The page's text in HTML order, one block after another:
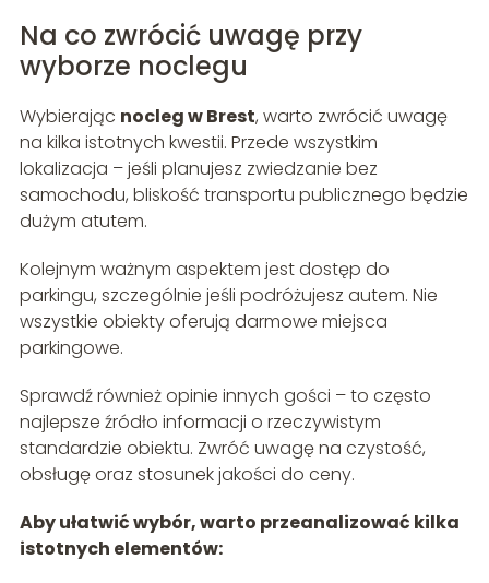
Na co zwrócić uwagę przy
wyborze noclegu
Wybierając nocleg w Brest, warto zwrócić uwagę
na kilka istotnych kwestii. Przede wszystkim
lokalizacja – jeśli planujesz zwiedzanie bez
samochodu, bliskość transportu publicznego będzie
dużym atutem.
Kolejnym ważnym aspektem jest dostęp do
parkingu, szczególnie jeśli podróżujesz autem. Nie
wszystkie obiekty oferują darmowe miejsca
parkingowe.
Sprawdź również opinie innych gości – to często
najlepsze źródło informacji o rzeczywistym
standardzie obiektu. Zwróć uwagę na czystość,
obsługę oraz stosunek jakości do ceny.
Aby ułatwić wybór, warto przeanalizować kilka
istotnych elementów: